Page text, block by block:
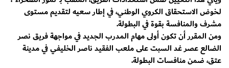
لخوض الاستحقاق الكروي الوطني، في إطار سعيه لتقديم مستوى
مشرف والمنافسة بقوة في البطولة.
ومن المقرر أن تكون أولى مهام المدرب الجديد في مواجهة فريق نصر
الضالع عصر غد السبت على ملعب الفقيد ناصر الخليفي في مدينة
عتق، ضمن منافسات البطولة.